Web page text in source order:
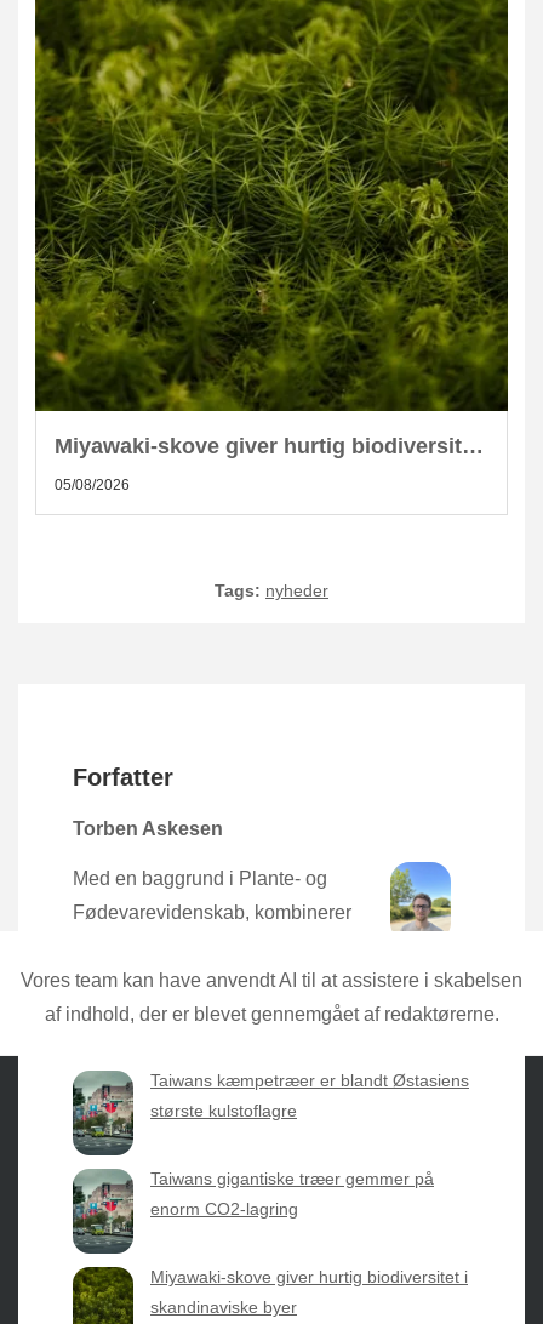
Miyawaki-skove giver hurtig biodiversitet i skandinaviske byer
05/08/2026
Tags: nyheder
Forfatter
Torben Askesen
Med en baggrund i Plante- og
Fødevarevidenskab, kombinerer
praktisk erfaring direkte fra mulden.
Taiwans kæmpetræer er blandt Østasiens
største kulstoflagre
Taiwans gigantiske træer gemmer på
enorm CO2-lagring
Miyawaki-skove giver hurtig biodiversitet i
skandinaviske byer
Vores team kan have anvendt AI til at assistere i skabelsen
af indhold, der er blevet gennemgået af redaktørerne.
Sæsonvis
- Din foretrukne kilde til alt inden for
havearbejde og botanik. Få jordnære råd, spændende
nyheder fra botanikkens verden og nemme genveje til
sæsonens grønne glæder.